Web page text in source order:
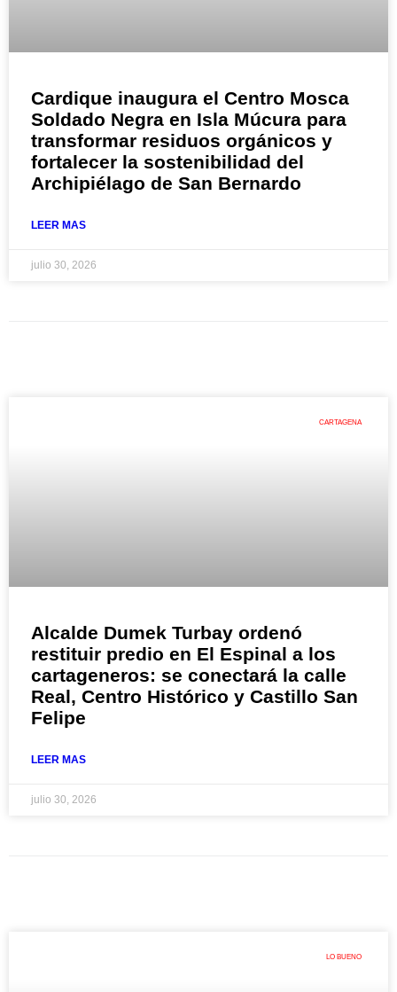
Cardique inaugura el Centro Mosca
Soldado Negra en Isla Múcura para
transformar residuos orgánicos y
fortalecer la sostenibilidad del
Archipiélago de San Bernardo
LEER MAS
julio 30, 2026
CARTAGENA
Alcalde Dumek Turbay ordenó
restituir predio en El Espinal a los
cartageneros: se conectará la calle
Real, Centro Histórico y Castillo San
Felipe
LEER MAS
julio 30, 2026
LO BUENO